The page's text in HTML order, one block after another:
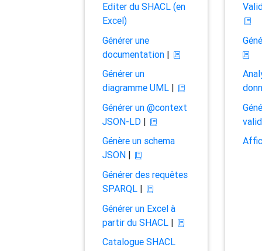
Editer du SHACL (en
Excel)
Générer une
documentation|
Générer un
diagramme UML|
Générer un @context
JSON-LD|
Génère un schema
JSON|
Générer des requêtes
SPARQL|
Générer un Excel à
partir du SHACL|
Catalogue SHACL